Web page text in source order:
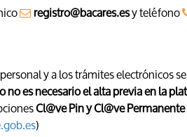
registro@bacares.esy teléfono
y a los trámites electrónicos
es necesario el alta previa en la
Cl@ve Pin y Cl@ve Permanente
)